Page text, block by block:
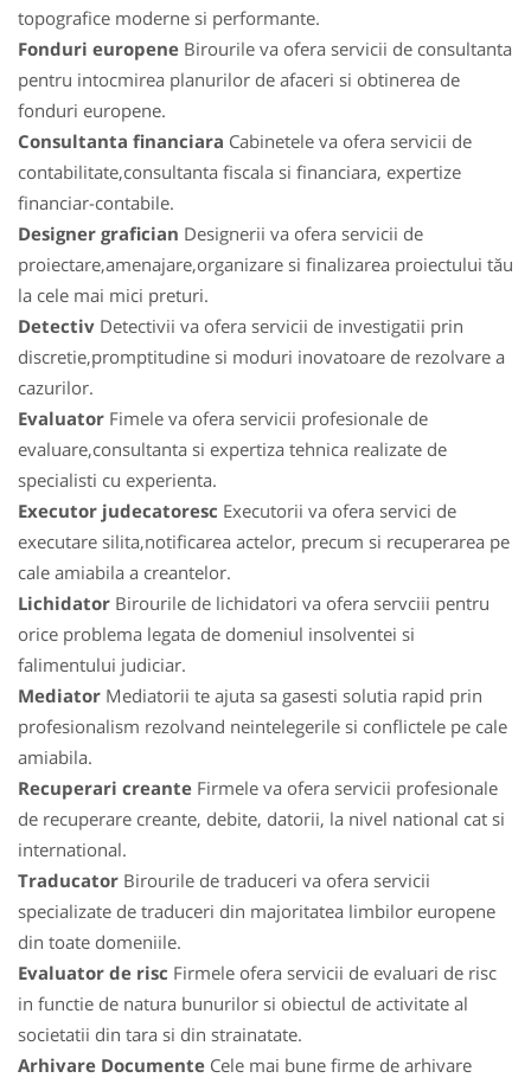
topografice moderne si performante.
Fonduri europene Birourile va ofera servicii de consultanta
pentru intocmirea planurilor de afaceri si obtinerea de
fonduri europene.
Consultanta financiara Cabinetele va ofera servicii de
contabilitate,consultanta fiscala si financiara, expertize
financiar-contabile.
Designer grafician Designerii va ofera servicii de
proiectare,amenajare,organizare si finalizarea proiectului tău
la cele mai mici preturi.
Detectiv Detectivii va ofera servicii de investigatii prin
discretie,promptitudine si moduri inovatoare de rezolvare a
cazurilor.
Evaluator Fimele va ofera servicii profesionale de
evaluare,consultanta si expertiza tehnica realizate de
specialisti cu experienta.
Executor judecatoresc Executorii va ofera servici de
executare silita,notificarea actelor, precum si recuperarea pe
cale amiabila a creantelor.
Lichidator Birourile de lichidatori va ofera servciii pentru
orice problema legata de domeniul insolventei si
falimentului judiciar.
Mediator Mediatorii te ajuta sa gasesti solutia rapid prin
profesionalism rezolvand neintelegerile si conflictele pe cale
amiabila.
Recuperari creante Firmele va ofera servicii profesionale
de recuperare creante, debite, datorii, la nivel national cat si
international.
Traducator Birourile de traduceri va ofera servicii
specializate de traduceri din majoritatea limbilor europene
din toate domeniile.
Evaluator de risc Firmele ofera servicii de evaluari de risc
in functie de natura bunurilor si obiectul de activitate al
societatii din tara si din strainatate.
Arhivare Documente Cele mai bune firme de arhivare